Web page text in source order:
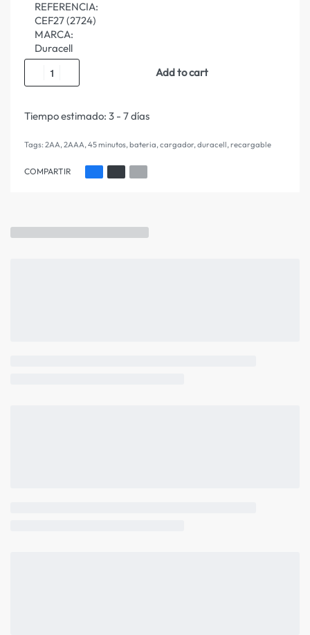
REFERENCIA:
CEF27 (2724)
MARCA:
Duracell
Add to cart
Tiempo estimado: 3 - 7 días
Tags: 2AA,2AAA,45 minutos,bateria,cargador,duracell,recargable
COMPARTIR